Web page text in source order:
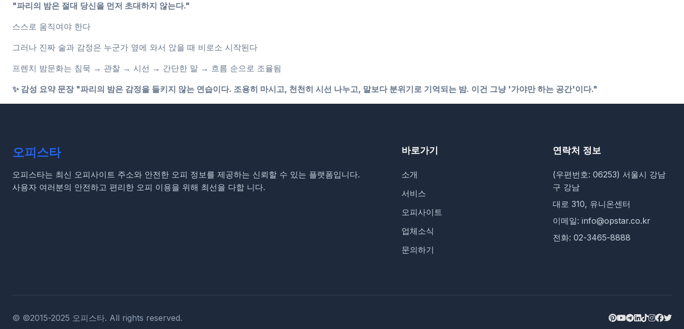
"파리의 밤은 절대 당신을 먼저 초대하지 않는다."
스스로 움직여야 한다
그러나 진짜 술과 감정은 누군가 옆에 와서 앉을 때 비로소 시작된다
프렌치 밤문화는 침묵 → 관찰 → 시선 → 간단한 말 → 흐름 순으로 조율됨
✨ 감성 요약 문장 "파리의 밤은 감정을 들키지 않는 연습이다. 조용히 마시고, 천천히 시선 나누고, 말보다 분위기로 기억되는 밤. 이건 그냥 '가야만 하는 공간'이다."
오피스타
오피스타는 최신 오피사이트 주소와 안전한 오피 정보를 제공하는 신뢰할 수 있는 플랫폼입니다.
사용자 여러분의 안전하고 편리한 오피 이용을 위해 최선을 다합 니다.
바로가기
소개
서비스
오피사이트
업체소식
문의하기
연락처 정보
(우편번호: 06253) 서울시 강남
구 강남
대로 310, 유니온센터
이메일: info@opstar.co.kr
전화: 02-3465-8888
© ©2015-2025 오피스타. All rights reserved.